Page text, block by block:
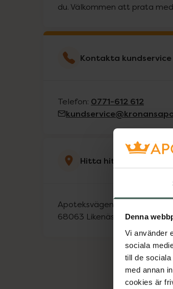
Denna
Vi använder
sociala
till de
med annan
cookies är
du. Välkommen att prata
Kontakta kundservice
Telefon: 0771-612 612
Hitta hit
Apoteksvägen 1
68063 Likenäs